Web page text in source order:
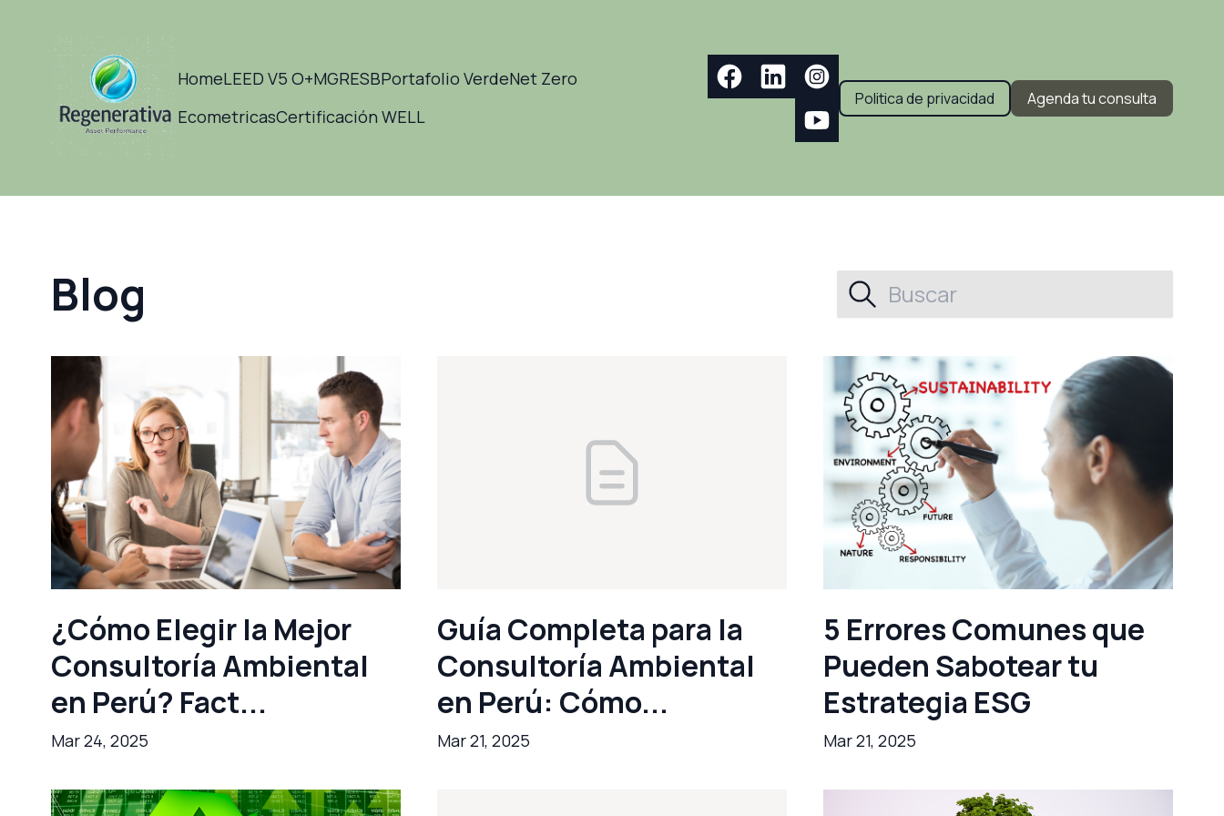
HomeLEED V5 O+MGRESBPortafolio VerdeNet Zero
EcometricasCertificación WELL
Politica de privacidad Agenda tu consulta
Blog
¿Cómo Elegir la Mejor
Consultoría Ambiental
en Perú? Fact...
Mar 24, 2025
Guía Completa para la
Consultoría Ambiental
en Perú: Cómo...
Mar 21, 2025
5 Errores Comunes que
Pueden Sabotear tu
Estrategia ESG
Mar 21, 2025